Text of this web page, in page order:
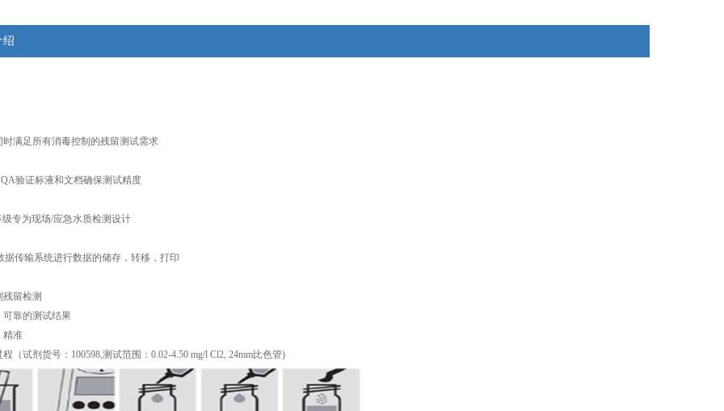
绍
时满足所有消毒控制的残留测试需求
验证标液和文档确保测试精度
专为现场/应急水质检测设计
据传输系统进行数据的储存，转移，打印
留检测
可靠的测试结果
精准
（试剂货号： 100598,测试范围： 0.02-4.50 mg/l Cl2, 24mm比色管)